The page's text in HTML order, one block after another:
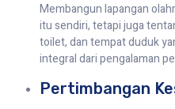
Membangun lapangan
itu sendiri, tetapi juga
toilet, dan tempat duduk
integral dari pengalaman
Pertimbangan